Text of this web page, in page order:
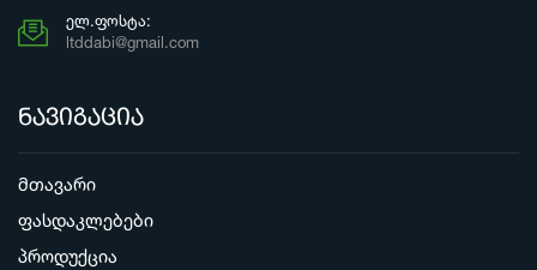
ᲔᲚ.ᲤᲝᲡᲢᲐ:
ltddabi@gmail.com
ნავიგაცია
მთავარი
ფასდაკლებები
პროდუქცია